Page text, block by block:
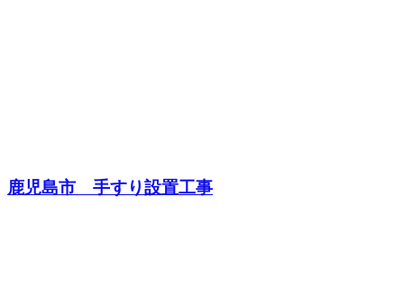
鹿児島市 手すり設置工事